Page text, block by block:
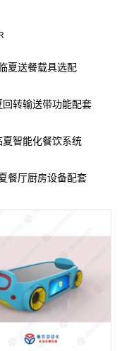
夏送餐载具选配
回转输送带功能配套
夏智能化餐饮系统
餐厅厨房设备配套